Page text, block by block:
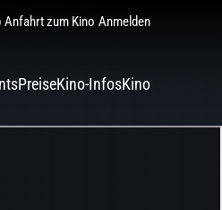
Anfahrt zum Kino Anmelden
PreiseKino-InfosKino